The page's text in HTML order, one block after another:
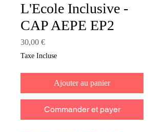
L'Ecole Inclusive -
CAP AEPE EP2
30,00 €Prix
Taxe Incluse
Ajouter au panier
Commander et payer